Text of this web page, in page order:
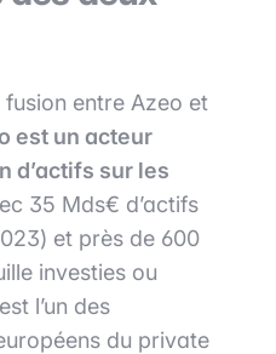
entre Azeo et
est un acteur
d’actifs sur les
35 Mds€ d’actifs
et près de 600
investies ou
l’un des
du private